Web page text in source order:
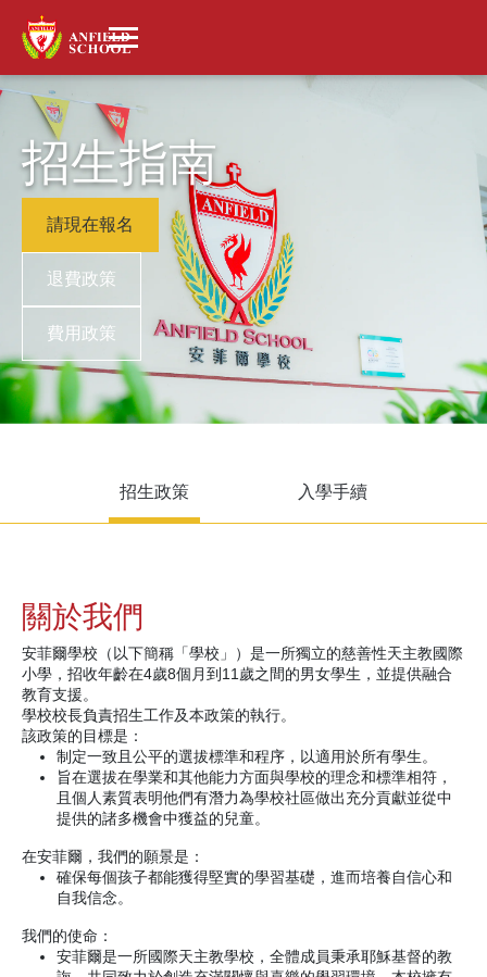
招生指南
請現在報名
退費政策
費用政策
招生政策 入學手續
關於我們
安菲爾學校（以下簡稱「學校」）是一所獨立的慈善性天主教國際
小學，招收年齡在4歲8個月到11歲之間的男女學生，並提供融合
教育支援。
學校校長負責招生工作及本政策的執行。
該政策的目標是：
制定一致且公平的選拔標準和程序，以適用於所有學生。
旨在選拔在學業和其他能力方面與學校的理念和標準相符，
且個人素質表明他們有潛力為學校社區做出充分貢獻並從中
提供的諸多機會中獲益的兒童。
在安菲爾，我們的願景是：
確保每個孩子都能獲得堅實的學習基礎，進而培養自信心和
自我信念。
我們的使命：
安菲爾是一所國際天主教學校，全體成員秉承耶穌基督的教